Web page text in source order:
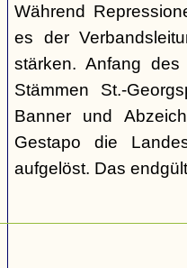
Während
es der
stärken. Anfang
Stämmen St.-
Banner und
Gestapo die
aufgelöst. Das